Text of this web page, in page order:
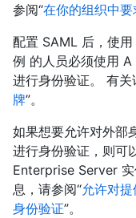
参阅“在你的组织中
配置 SAML 后，使
例 的人员必须使用
进行身份验证。 有关
牌”。
如果想要允许对外部
进行身份验证，则可
Enterprise Server
息，请参阅“允许对
身份验证”。